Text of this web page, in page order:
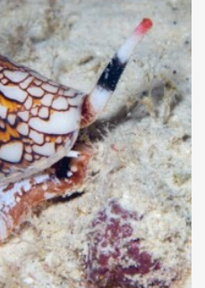
Balázs a fiával
koncertjén, videó